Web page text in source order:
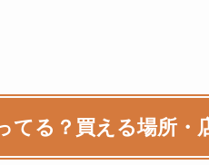
てる？買える場所・